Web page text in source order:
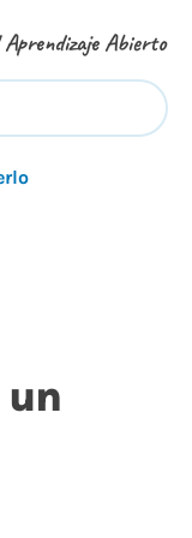
Abierto